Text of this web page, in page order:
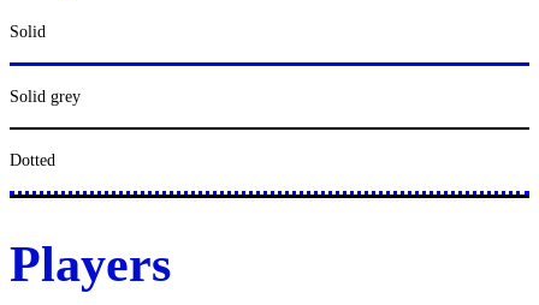
Solid
Solid grey
Dotted
Players